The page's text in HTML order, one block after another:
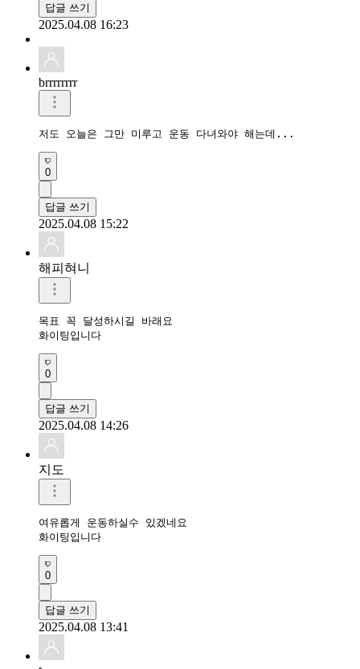
답글 쓰기
2025.04.08 16:23
brrrrrrrr
저도 오늘은 그만 미루고 운동 다녀와야 해는데...
0
답글 쓰기
2025.04.08 15:22
해피혀니
목표 꼭 달성하시길 바래요
화이팅입니다
0
답글 쓰기
2025.04.08 14:26
지도
여유롭게 운동하실수 있겠네요
화이팅입니다
0
답글 쓰기
2025.04.08 13:41